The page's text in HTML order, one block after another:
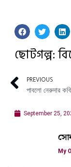
ছোটগল্প:
PREVIOUS
পাবলো নেরুদার
September 25,
My